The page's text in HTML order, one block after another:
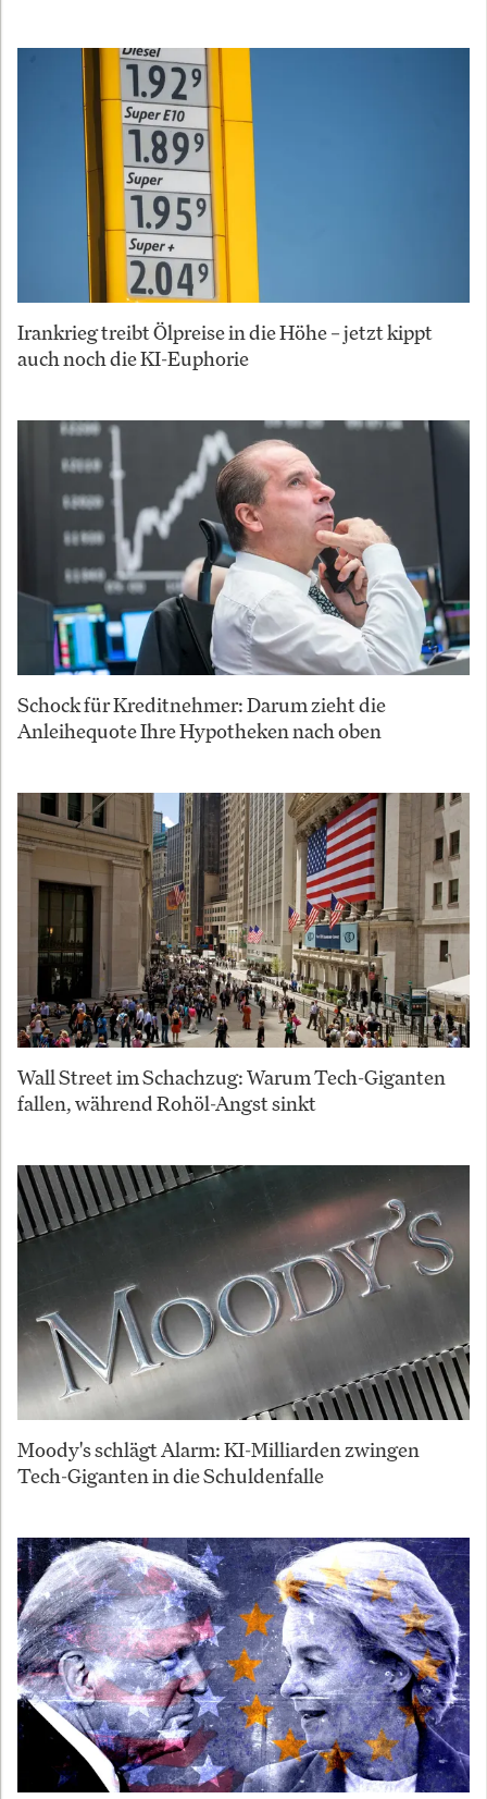
Irankrieg treibt Ölpreise in die Höhe – jetzt kippt
auch noch die KI-Euphorie
Schock für Kreditnehmer: Darum zieht die
Anleihequote Ihre Hypotheken nach oben
Wall Street im Schachzug: Warum Tech-Giganten
fallen, während Rohöl-Angst sinkt
Moody's schlägt Alarm: KI-Milliarden zwingen
Tech-Giganten in die Schuldenfalle